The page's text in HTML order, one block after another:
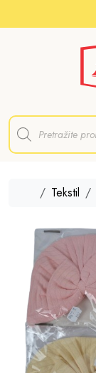
P
d
HomeTekstil